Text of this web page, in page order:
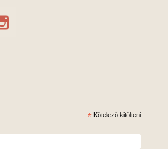
* Kötelező kitölteni